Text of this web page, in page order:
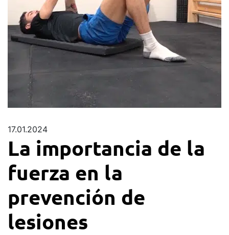
17.01.2024
La importancia de la
fuerza en la
prevención de
lesiones